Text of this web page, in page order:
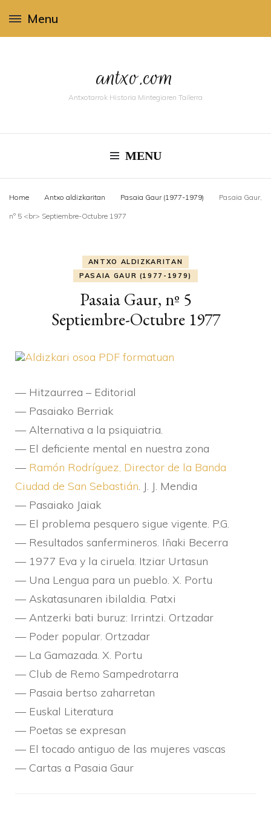
Menu
antxo.com
Antxotarrok Historia Mintegiaren Tailerra
MENU
Home Antxo aldizkaritan Pasaia Gaur (1977-1979) Pasaia Gaur,
nº 5 <br> Septiembre-Octubre 1977
ANTXO ALDIZKARITAN
PASAIA GAUR (1977-1979)
Pasaia Gaur, nº 5
Septiembre-Octubre 1977
Aldizkari osoa PDF formatuan
— Hitzaurrea – Editorial
— Pasaiako Berriak
— Alternativa a la psiquiatria.
— El deficiente mental en nuestra zona
— Ramón Rodrí­guez, Director de la Banda
Ciudad de San Sebastián. J. J. Mendia
— Pasaiako Jaiak
— El problema pesquero sigue vigente. P.G.
— Resultados sanfermineros. Iñaki Becerra
— 1977 Eva y la ciruela. Itziar Urtasun
— Una Lengua para un pueblo. X. Portu
— Askatasunaren ibilaldia. Patxi
— Antzerki bati buruz: Irrintzi. Ortzadar
— Poder popular. Ortzadar
— La Gamazada. X. Portu
— Club de Remo Sampedrotarra
— Pasaia bertso zaharretan
— Euskal Literatura
— Poetas se expresan
— El tocado antiguo de las mujeres vascas
— Cartas a Pasaia Gaur